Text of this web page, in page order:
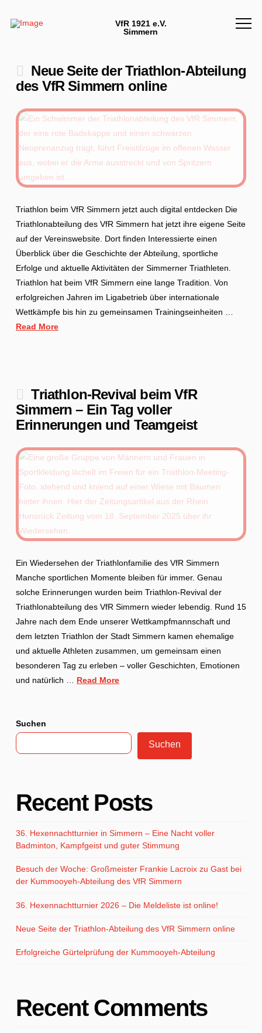
VfR 1921 e.V.
Simmern
Neue Seite der Triathlon-Abteilung
des VfR Simmern online
Triathlon beim VfR Simmern jetzt auch digital entdecken Die
Triathlonabteilung des VfR Simmern hat jetzt ihre eigene Seite
auf der Vereinswebsite. Dort finden Interessierte einen
Überblick über die Geschichte der Abteilung, sportliche
Erfolge und aktuelle Aktivitäten der Simmerner Triathleten.
Triathlon hat beim VfR Simmern eine lange Tradition. Von
erfolgreichen Jahren im Ligabetrieb über internationale
Wettkämpfe bis hin zu gemeinsamen Trainingseinheiten …
Read More
Triathlon-Revival beim VfR
Simmern – Ein Tag voller
Erinnerungen und Teamgeist
Ein Wiedersehen der Triathlonfamilie des VfR Simmern
Manche sportlichen Momente bleiben für immer. Genau
solche Erinnerungen wurden beim Triathlon-Revival der
Triathlonabteilung des VfR Simmern wieder lebendig. Rund 15
Jahre nach dem Ende unserer Wettkampfmannschaft und
dem letzten Triathlon der Stadt Simmern kamen ehemalige
und aktuelle Athleten zusammen, um gemeinsam einen
besonderen Tag zu erleben – voller Geschichten, Emotionen
und natürlich … Read More
Suchen
Suchen
Recent Posts
36. Hexennachtturnier in Simmern – Eine Nacht voller
Badminton, Kampfgeist und guter Stimmung
Besuch der Woche: Großmeister Frankie Lacroix zu Gast bei
der Kummooyeh-Abteilung des VfR Simmern
36. Hexennachtturnier 2026 – Die Meldeliste ist online!
Neue Seite der Triathlon-Abteilung des VfR Simmern online
Erfolgreiche Gürtelprüfung der Kummooyeh-Abteilung
Recent Comments